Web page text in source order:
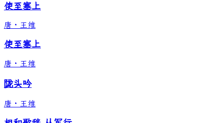
使至塞上
唐 · 王维
使至塞上
唐 · 王维
陇头吟
唐 · 王维